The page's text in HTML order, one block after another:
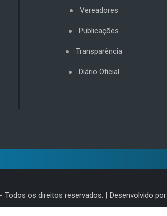
Vereadores
Publicações
Transparência
Diário Oficial
- Todos os direitos reservados. | Desenvolvido por